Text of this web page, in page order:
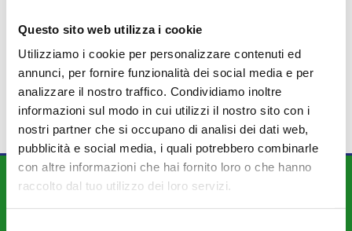
Questo sito web utilizza i cookie
Utilizziamo i cookie per personalizzare contenuti ed
annunci, per fornire funzionalità dei social media e per
analizzare il nostro traffico. Condividiamo inoltre
informazioni sul modo in cui utilizzi il nostro sito con i
nostri partner che si occupano di analisi dei dati web,
pubblicità e social media, i quali potrebbero combinarle
con altre informazioni che hai fornito loro o che hanno
raccolto dal tuo utilizzo dei loro servizi.
PROTEZIONE CIVILE,
GIOVANI, URBANISTICA ,
CORONAVIRUS , SERVIZI SOCIALI
DIPARTIMENTI